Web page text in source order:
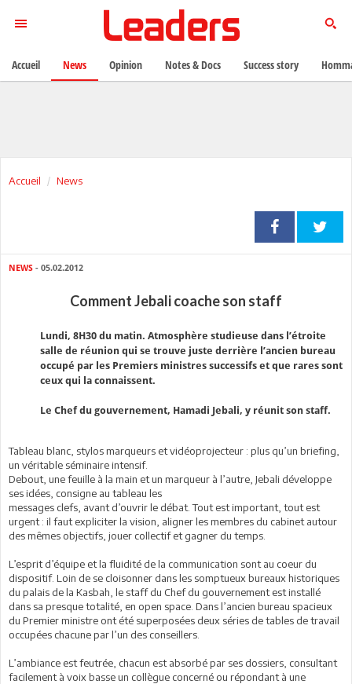
Accueil News
NEWS - 05.02.2012
Comment Jebali coache son staff
Lundi, 8H30 du matin. Atmosphère studieuse dans l’étroite
salle de réunion qui se trouve juste derrière l’ancien bureau
occupé par les Premiers ministres successifs et que rares sont
ceux qui la connaissent.
Le Chef du gouvernement, Hamadi Jebali, y réunit son staff.
Tableau blanc, stylos marqueurs et vidéoprojecteur : plus qu’un briefing,
un véritable séminaire intensif.
Debout, une feuille à la main et un marqueur à l’autre, Jebali développe
ses idées, consigne au tableau les
messages clefs, avant d’ouvrir le débat. Tout est important, tout est
urgent : il faut expliciter la vision, aligner les membres du cabinet autour
des mêmes objectifs, jouer collectif et gagner du temps.
L’esprit d’équipe et la fluidité de la communication sont au coeur du
dispositif. Loin de se cloisonner dans les somptueux bureaux historiques
du palais de la Kasbah, le staff du Chef du gouvernement est installé
dans sa presque totalité, en open space. Dans l’ancien bureau spacieux
du Premier ministre ont été superposées deux séries de tables de travail
occupées chacune par l’un des conseillers.
L’ambiance est feutrée, chacun est absorbé par ses dossiers, consultant
facilement à voix basse un collègue concerné ou répondant à une
Accueil News Opinion Notes & Docs Success story